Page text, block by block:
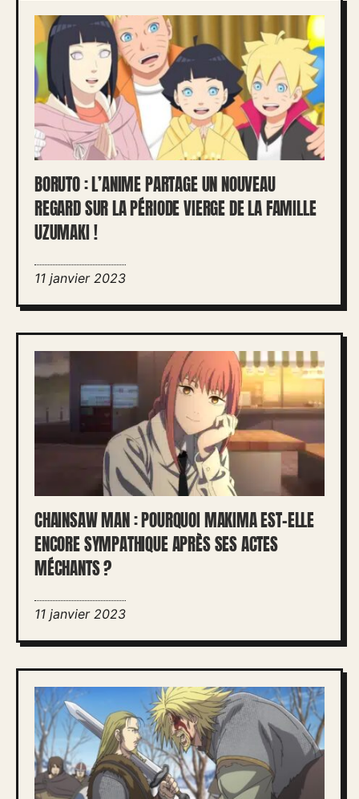
BORUTO : L’ANIME PARTAGE UN NOUVEAU
REGARD SUR LA PÉRIODE VIERGE DE LA FAMILLE
UZUMAKI !
11 janvier 2023
CHAINSAW MAN : POURQUOI MAKIMA EST-ELLE
ENCORE SYMPATHIQUE APRÈS SES ACTES
MÉCHANTS ?
11 janvier 2023